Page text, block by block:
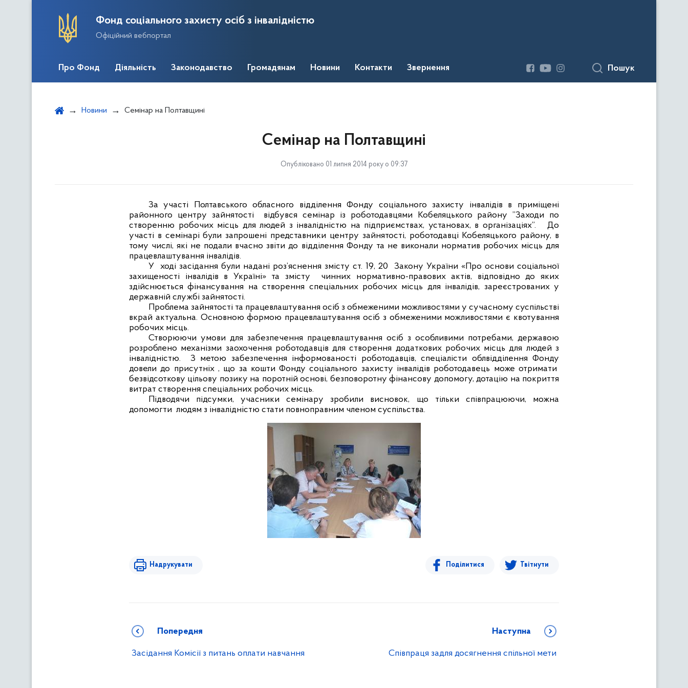
Фонд соціального захисту осіб з інвалідністю
Офіційний вебпортал
Про Фонд Діяльність Законодавство Громадянам Новини Контакти Звернення Пошук
Новини Семінар на Полтавщині
Семінар на Полтавщині
Опубліковано 01 липня 2014 року о 09:37
За участі Полтавського обласного відділення Фонду соціального захисту інвалідів в приміщені
районного центру зайнятості
відбувся семінар із роботодавцями Кобеляцького району ”Заходи по
створенню робочих місць для людей з інвалідністю на підприємствах, установах, в організаціях”.
До
участі в семінарі були запрошені представники центру зайнятості, роботодавці Кобеляцького району, в
тому числі, які не подали вчасно звіти до відділення Фонду та не виконали норматив робочих місць для
працевлаштування інвалідів.
У
ході засідання були надані роз’яснення змісту ст. 19, 20
Закону України «Про основи соціальної
захищеності інвалідів в Україні» та змісту
чинних нормативно-правових актів, відповідно до яких
здійснюється фінансування на створення спеціальних робочих місць для інвалідів, зареєстрованих у
державній службі зайнятості.
Проблема зайнятості та працевлаштування осіб з обмеженими можливостями у сучасному суспільстві
вкрай актуальна. Основною формою працевлаштування осіб з обмеженими можливостями є квотування
робочих місць.
Створюючи умови для забезпечення працевлаштування осіб з особливими потребами, державою
розроблено механізми заохочення роботодавців для створення додаткових робочих місць для людей з
інвалідністю.
З метою забезпечення інформованості роботодавців, спеціалісти облвідділення Фонду
довели до присутніх , що за кошти Фонду соціального захисту інвалідів роботодавець може отримати
безвідсоткову цільову позику на поротній основі, безповоротну фінансову допомогу, дотацію на покриття
витрат створення спеціальних робочих місць.
Підводячи підсумки, учасники семінару зробили висновок, що тільки співпрацюючи, можна
допомогти людям з інвалідністю стати повноправним членом суспільства.
Надрукувати Поділитися Твітнути
Попередня
Засідання Комісії з питань оплати навчання
Наступна
Співпраця задля досягнення спільної мети